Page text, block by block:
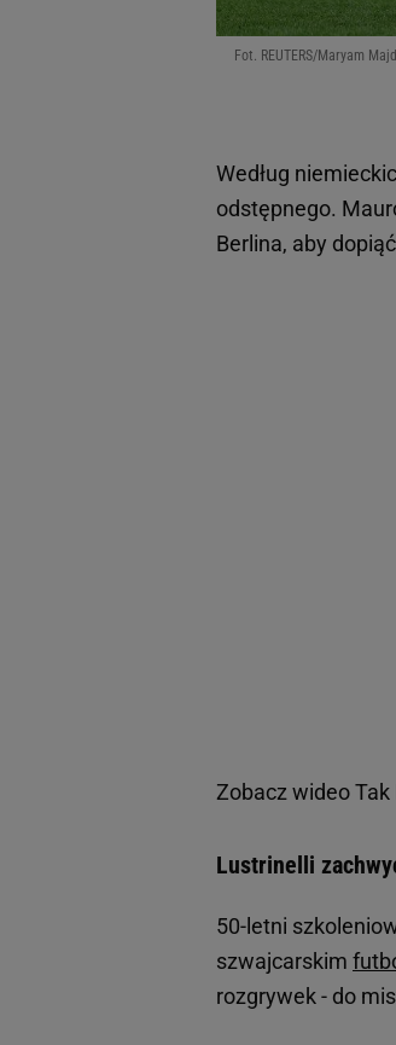
Fot. REUTERS/Maryam Majd
Według
odstępnego.
Berlina, aby
Zobacz wideoTak
Lustrinelli
50-letni
szwajcarskim
rozgrywek - do